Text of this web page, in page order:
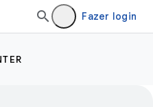
Fazer login